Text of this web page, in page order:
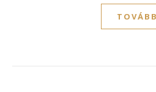
TOVÁBB